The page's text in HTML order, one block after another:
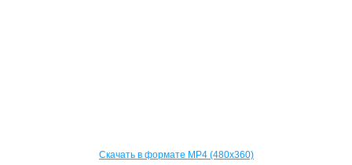
Скачать в формате MP4 (480x360)